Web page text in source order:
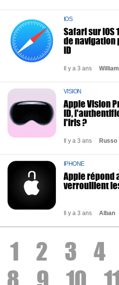
IOS
Safari sur iOS
de navigation
ID
Il y a 3 ans William
VISION
Apple Vision
ID,
l'iris ?
Il y a 3 ans Russo
IPHONE
Apple répond
verrouillent
Il y a 3 ans Alban
1 2 3 4